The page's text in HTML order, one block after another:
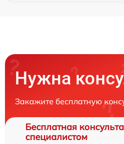
Нужна
Закажите бесплатную
Бесплатная
специалистом